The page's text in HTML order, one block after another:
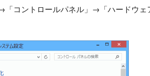
「コントロールパネル」→「ハードウ